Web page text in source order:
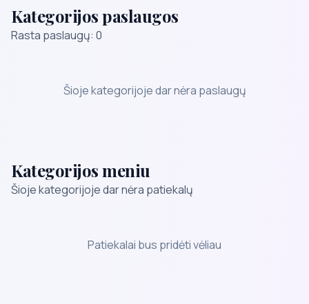
Kategorijos paslaugos
Rasta paslaugų: 0
Šioje kategorijoje dar nėra paslaugų
Kategorijos meniu
Šioje kategorijoje dar nėra patiekalų
Patiekalai bus pridėti vėliau